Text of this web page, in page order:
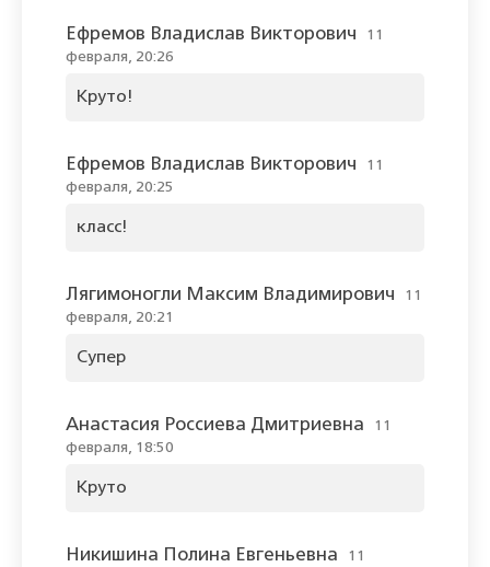
Ефремов Владислав Викторович
11
февраля, 20:26
Круто!
Ефремов Владислав Викторович
11
февраля, 20:25
класс!
Лягимоногли Максим Владимирович
11
февраля, 20:21
Супер
Анастасия Россиева Дмитриевна
11
февраля, 18:50
Круто
Никишина Полина Евгеньевна
11